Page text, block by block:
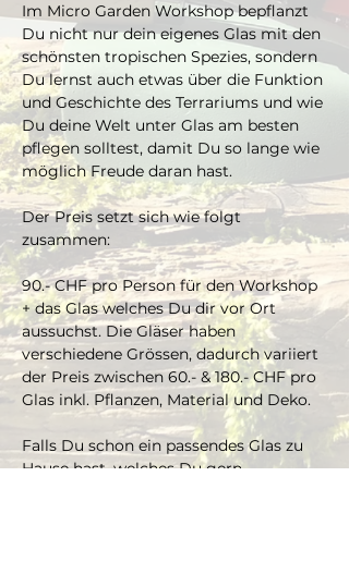
Im Micro Garden Workshop bepflanzt
Du nicht nur dein eigenes Glas mit den
schönsten tropischen Spezies, sondern
Du lernst auch etwas über die Funktion
und Geschichte des Terrariums und wie
Du deine Welt unter Glas am besten
pflegen solltest, damit Du so lange wie
möglich Freude daran hast.
Der Preis setzt sich wie folgt
zusammen:
90.- CHF pro Person für den Workshop
+ das Glas welches Du dir vor Ort
aussuchst. Die Gläser haben
verschiedene Grössen, dadurch variiert
der Preis zwischen 60.- & 180.- CHF pro
Glas inkl. Pflanzen, Material und Deko.
Falls Du schon ein passendes Glas zu
Hause hast, welches Du gern